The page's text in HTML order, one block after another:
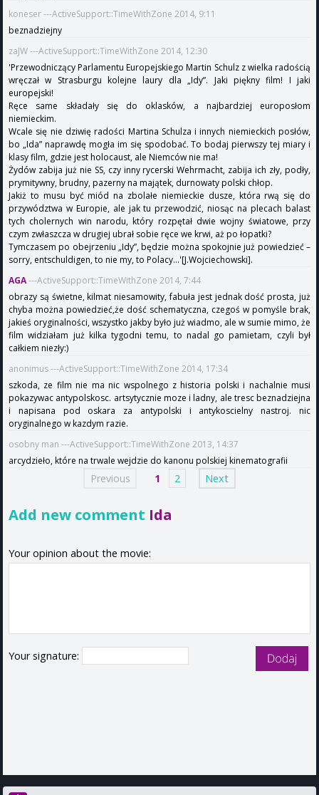
koneser ---ActiveSupport::TimeWithZone 2014, 9:11
beznadziejny
zaJW ---ActiveSupport::TimeWithZone 2014, 12:30
'Przewodniczący Parlamentu Europejskiego Martin Schulz z wielka radością
wręczał w Strasburgu kolejne laury dla „Idy”. Jaki piękny film! I jaki
europejski!
Ręce same składały się do oklasków, a najbardziej europosłom
niemieckim.
Wcale się nie dziwię radości Martina Schulza i innych niemieckich posłów,
bo „Ida” naprawdę mogła im się spodobać. To bodaj pierwszy tej miary i
klasy film, gdzie jest holocaust, ale Niemców nie ma!
Żydów zabija już nie SS, czy inny rycerski Wehrmacht, zabija ich zły, podły,
prymitywny, brudny, pazerny na majątek, durnowaty polski chłop.
Jakiż to musu być miód na zbolałe niemieckie dusze, która rwą się do
przywództwa w Europie, ale jak tu przewodzić, niosąc na plecach balast
tych cholernych win narodu, który rozpętał dwie wojny światowe, przy
czym zwłaszcza w drugiej ubrał sobie ręce we krwi, aż po łopatki?
Tymczasem po obejrzeniu „Idy”, będzie można spokojnie już powiedzieć –
sorry, entschuldigen, to nie my, to Polacy...'[J.Wojciechowski].
AGA---ActiveSupport::TimeWithZone 2014, 7:44
obrazy są świetne, kilmat niesamowity, fabuła jest jednak dość prosta, już
chyba można powiedzieć,że dość schematyczna, czegoś w pomyśle brak,
jakieś oryginalności, wszystko jakby było już wiadmo, ale w sumie mimo, że
film widziałam już kilka tygodni temu, to nadal go pamietam, czyli był
całkiem niezły:)
anonimus ---ActiveSupport::TimeWithZone 2014, 17:34
szkoda, ze film nie ma nic wspolnego z historia polski i nachalnie musi
pokazywac antypolskosc. artsytycznie moze i ladny, ale tresc beznadziejna
i napisana pod oskara za antypolski i antykoscielny nastroj. nic
oryginalnego w kazdym razie.
osobny man ---ActiveSupport::TimeWithZone 2013, 14:37
arcydzieło, które na trwale wejdzie do kanonu polskiej kinematografii
Previous 1 2 Next
Add new comment Ida
Your opinion about the movie:
Your signature: